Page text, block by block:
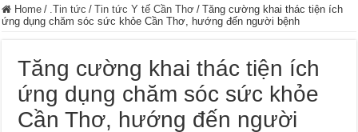
Home / .Tin tức / Tin tức Y tế Cần Thơ / Tăng cường khai thác tiện ích
ứng dụng chăm sóc sức khỏe Cần Thơ, hướng đến người bệnh
Tăng cường khai thác tiện ích
ứng dụng chăm sóc sức khỏe
Cần Thơ, hướng đến người